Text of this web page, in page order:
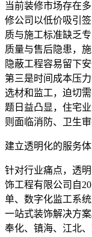
当前装修市场存在
修公司以低价吸引
质与施工标准缺乏
质量与售后隐患，
隐蔽工程容易留下
第三是时间成本压
选材和监工，迫切
题日益凸显，住宅
则面临消防、卫生审
建立透明化的服务
针对行业痛点，透
饰工程有限公司自
单、数字化监工系
一站式装饰解决方
奉化、镇海、江北